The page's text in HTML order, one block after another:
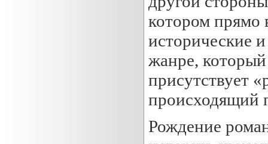
котором прямо
исторические
жанре,
присутствует
происходящий
Рождение